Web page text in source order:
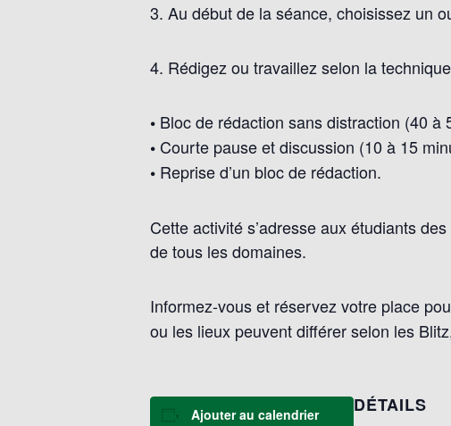
3. Au début de la séance, choisissez un
4. Rédigez ou travaillez selon la
• Bloc de rédaction sans distraction (40 à
• Courte pause et discussion (10 à 15
• Reprise d’un bloc de rédaction.
Cette activité s’adresse aux étudiants
de tous les domaines.
Informez-vous et réservez votre place
ou les lieux peuvent différer selon les
Ajouter au calendrier
DÉTAILS